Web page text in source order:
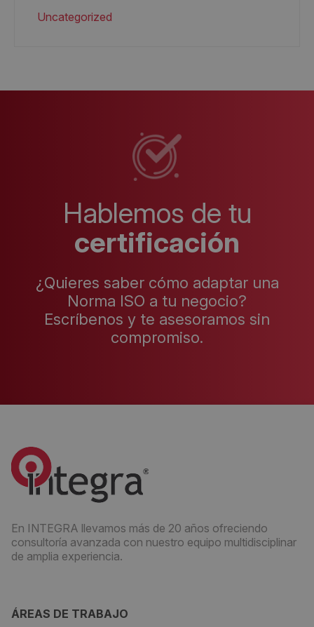
Uncategorized
Hablemos de tu
certificación
¿Quieres saber cómo adaptar una
Norma ISO a tu negocio?
Escríbenos y te asesoramos sin
compromiso.
En INTEGRA llevamos más de 20 años ofreciendo
consultoría avanzada con nuestro equipo multidisciplinar
de amplia experiencia.
ÁREAS DE TRABAJO